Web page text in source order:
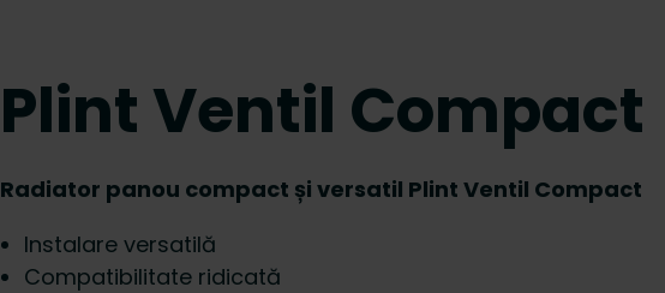
Plint Ventil Compact
Radiator panou compact și versatil Plint Ventil Compact
Instalare versatilă
Compatibilitate ridicată